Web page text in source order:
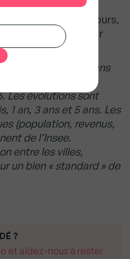
s’établissent à 89 jours,
signalant un léger
du marché.
loyers présentés dans
SeLoger,
Les évolutions sont
1 an, 3 ans et 5 ans. Les
(population, revenus,
de l’Insee.
entre les villes,
un bien « standard » de
?
et aidez-nous à rester